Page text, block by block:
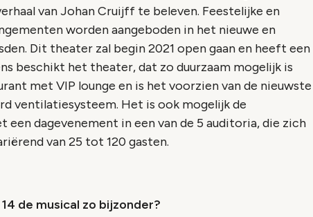
van Johan Cruijff te beleven. Feestelijke en
worden aangeboden in het nieuwe en
Dit theater zal begin 2021 open gaan en heeft een
beschikt het theater, dat zo duurzaam mogelijk is
met VIP lounge en is het voorzien van de nieuwste
ventilatiesysteem. Het is ook mogelijk de
dagevenement in een van de 5 auditoria, die zich
van 25 tot 120 gasten.
de musical zo bijzonder?